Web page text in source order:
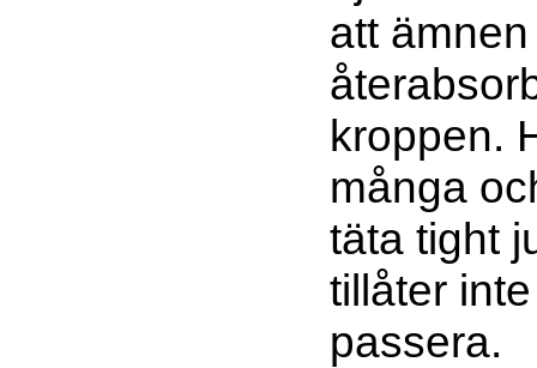
att
kroppen.
många
täta tight
tillåter
passera.